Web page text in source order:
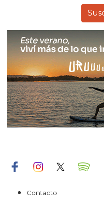
Contacto